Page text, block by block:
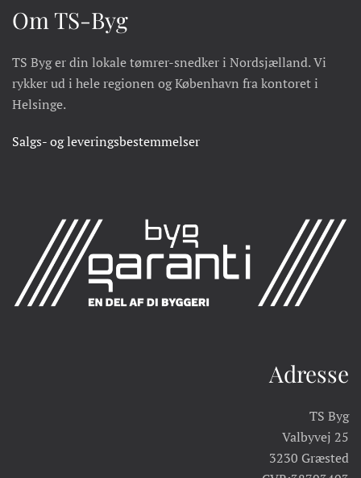
Om TS-Byg
TS Byg er din lokale tømrer-snedker i Nordsjælland. Vi
rykker ud i hele regionen og København fra kontoret i
Helsinge.
Salgs- og leveringsbestemmelser
Adresse
TS Byg
Valbyvej 25
3230 Græsted